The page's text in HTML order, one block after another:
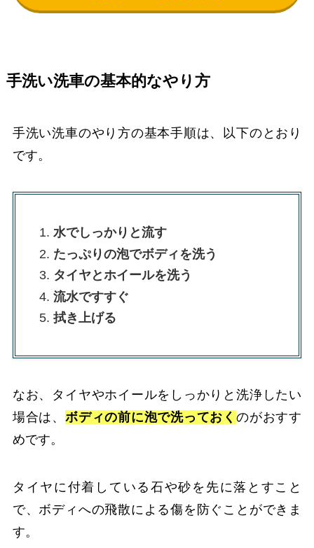
手洗い洗車の基本的なやり方
手洗い洗車のやり方の基本手順は、以下のとおり
です。
水でしっかりと流す
たっぷりの泡でボディを洗う
タイヤとホイールを洗う
流水ですすぐ
拭き上げる
なお、タイヤやホイールをしっかりと洗浄したい
場合は、 ボディの前に泡で洗っておくのがおすす
めです。
タイヤに付着している石や砂を先に落とすこと
で、ボディへの飛散による傷を防ぐことができま
す。